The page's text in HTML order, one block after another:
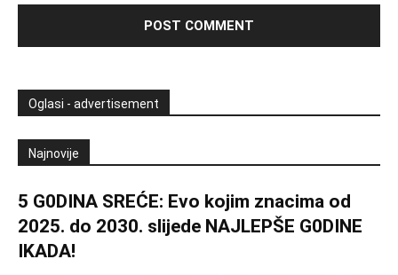
Oglasi - advertisement
Najnovije
5 G0DINA SREĆE: Evo kojim znacima od
2025. do 2030. slijede NAJLEPŠE G0DINE
IKADA!